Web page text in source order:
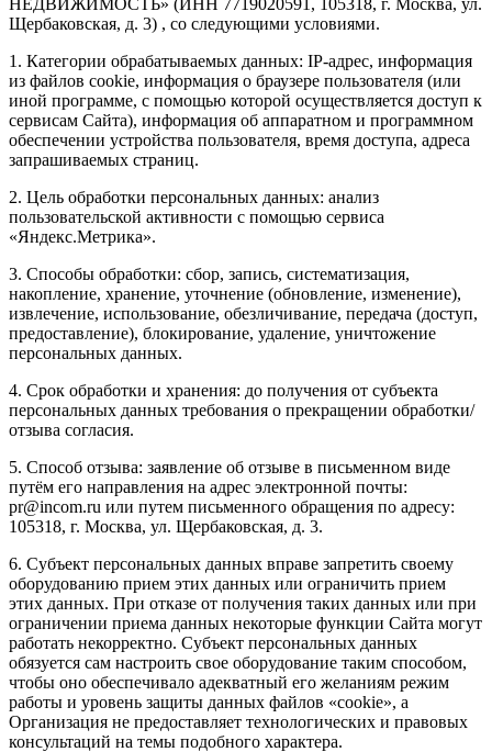
Щербаковская, д. 3) , со следующими условиями.
1. Категории обрабатываемых данных: IP-адрес, информация
из файлов cookie, информация о браузере пользователя (или
иной программе, с помощью которой осуществляется доступ к
сервисам Сайта), информация об аппаратном и программном
обеспечении устройства пользователя, время доступа, адреса
запрашиваемых страниц.
2. Цель обработки персональных данных: анализ
пользовательской активности с помощью сервиса
«Яндекс.Метрика».
3. Способы обработки: сбор, запись, систематизация,
накопление, хранение, уточнение (обновление, изменение),
извлечение, использование, обезличивание, передача (доступ,
предоставление), блокирование, удаление, уничтожение
персональных данных.
4. Срок обработки и хранения: до получения от субъекта
персональных данных требования о прекращении обработки/
отзыва согласия.
5. Способ отзыва: заявление об отзыве в письменном виде
путём его направления на адрес электронной почты:
pr@incom.ru или путем письменного обращения по адресу:
105318, г. Москва, ул. Щербаковская, д. 3.
6. Субъект персональных данных вправе запретить своему
оборудованию прием этих данных или ограничить прием
этих данных. При отказе от получения таких данных или при
ограничении приема данных некоторые функции Сайта могут
работать некорректно. Субъект персональных данных
обязуется сам настроить свое оборудование таким способом,
чтобы оно обеспечивало адекватный его желаниям режим
работы и уровень защиты данных файлов «cookie», а
Организация не предоставляет технологических и правовых
консультаций на темы подобного характера.